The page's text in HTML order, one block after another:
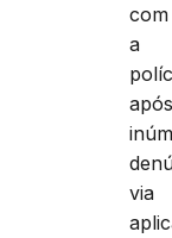
com
a
via